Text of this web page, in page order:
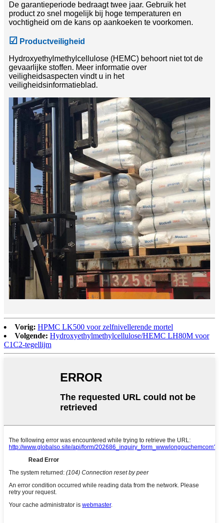
De garantieperiode bedraagt ​​twee jaar. Gebruik het
product zo snel mogelijk bij hoge temperaturen en
vochtigheid om de kans op aankoeken te voorkomen.
☑ Productveiligheid
Hydroxyethylmethylcellulose (HEMC) behoort niet tot de
gevaarlijke stoffen. Meer informatie over
veiligheidsaspecten vindt u in het
veiligheidsinformatieblad.
Vorig: HPMC LK500 voor zelfnivellerende mortel
Volgende: Hydroxyethylmethylcellulose/HEMC LH80M voor
C1C2-tegellijm